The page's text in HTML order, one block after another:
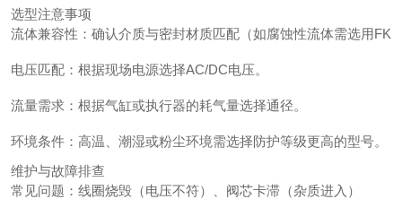
选型注意事项
流体兼容性：确认介质与密封材质匹配（如腐蚀性流体需选用
电压匹配：根据现场电源选择AC/DC电压。
流量需求：根据气缸或执行器的耗气量选择通径。
环境条件：高温、潮湿或粉尘环境需选择防护等级更高的型号。
维护与故障排查
常见问题：线圈烧毁（电压不符）、阀芯卡滞（杂质进入）